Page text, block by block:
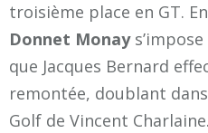
troisième place en GT.
Donnet Monay
que Jacques Bernard
remontée, doublant
Golf de Vincent